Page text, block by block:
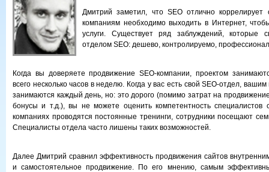
Дмитрий заметил, что SEO отлично коррелирует
компаниям необходимо выходить в Интернет,
услуги. Существует ряд заблуждений, которые
отделом SEO: дешево, контролируемо,
Когда вы доверяете продвижение SEO-компании, проектом
всего несколько часов в неделю. Когда у вас есть свой SEO-отдел,
занимаются каждый день, но: это дорого (помимо затрат на
бонусы и т.д.), вы не можете оценить компетентность специалистов
компаниях проводятся постоянные тренинги, сотрудники посещают
Специалисты отдела часто лишены таких возможностей.
Далее Дмитрий сравнил эффективность продвижения сайтов
и самостоятельное продвижение. По его мнению, самым